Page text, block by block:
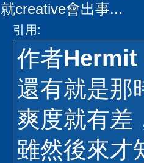
就creative會出事...
引用:
作者Hermit
還有就是那
爽度就有差
雖然後來才